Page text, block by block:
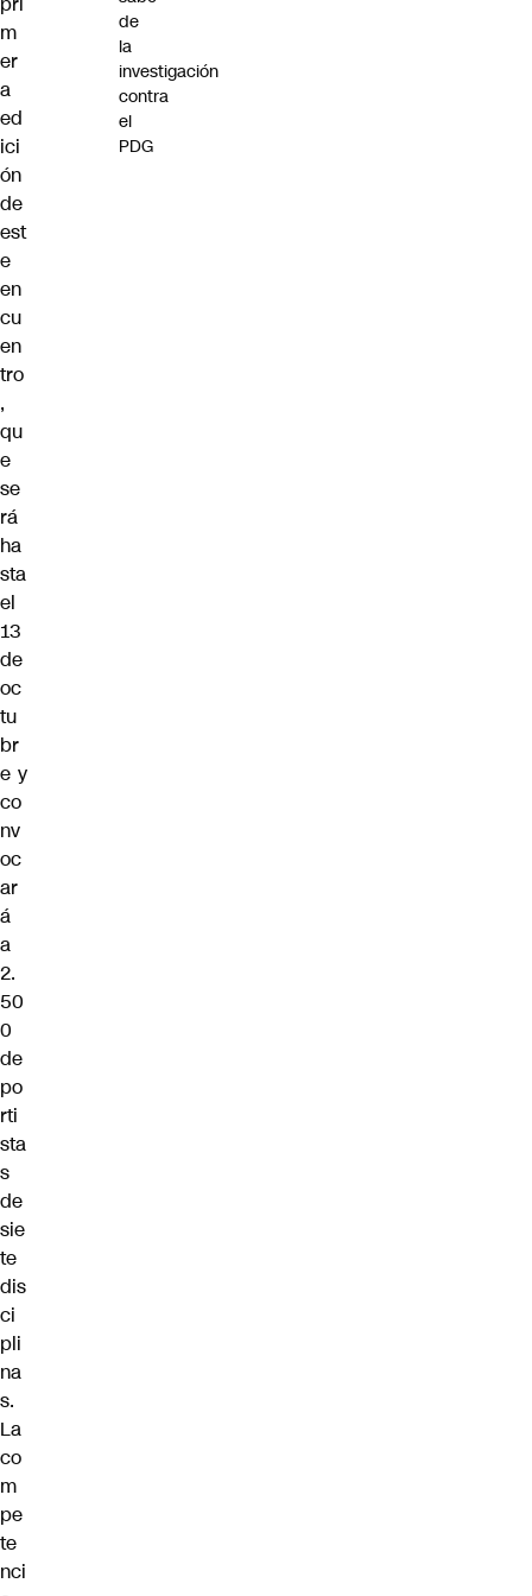
m
er
a
ed
ici
ón
de
est
e
en
cu
en
tro
,
qu
e
se
rá
ha
sta
el
13
de
oc
tu
br
e y
co
nv
oc
ar
á
a
2.
50
0
de
po
rti
sta
s
de
sie
te
dis
ci
pli
na
s.
La
co
m
pe
te
nci
de
la
investigación
contra
el
PDG